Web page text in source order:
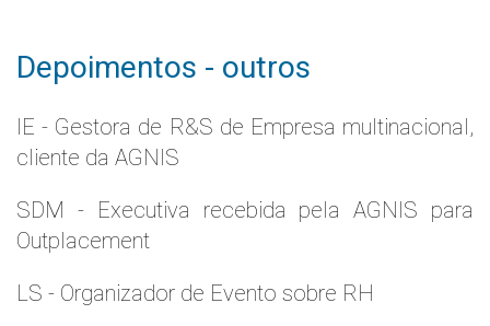
Depoimentos - outros
IE - Gestora de R&S de Empresa multinacional,
cliente da AGNIS
SDM - Executiva recebida pela AGNIS para
Outplacement
LS - Organizador de Evento sobre RH